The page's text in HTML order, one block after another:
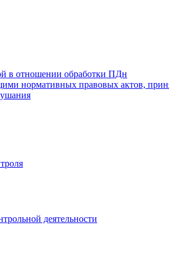
в отношении обработки ПДн
нормативных правовых актов,
деятельности